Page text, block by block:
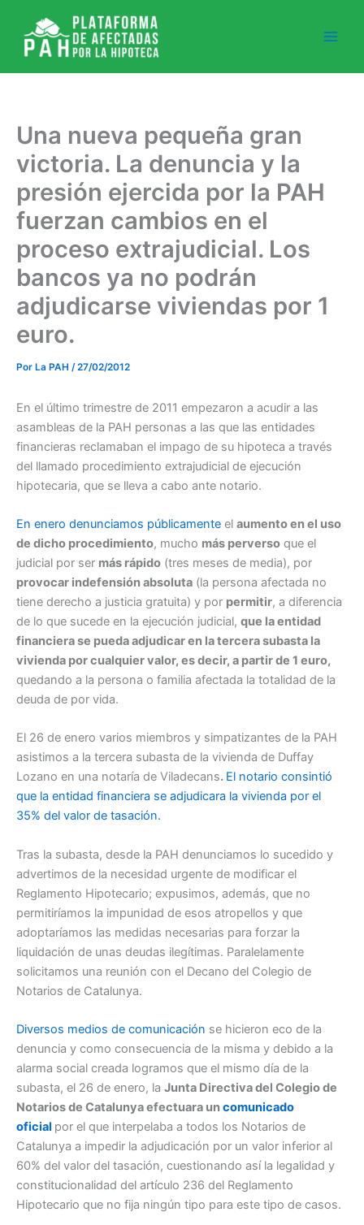
contenido
Una nueva pequeña gran
victoria. La denuncia y la
presión ejercida por la PAH
fuerzan cambios en el
proceso extrajudicial. Los
bancos ya no podrán
adjudicarse viviendas por 1
euro.
Por La PAH /27/02/2012
En el último trimestre de 2011 empezaron a acudir a las
asambleas de la PAH personas a las que las entidades
financieras reclamaban el impago de su hipoteca a través
del llamado procedimiento extrajudicial de ejecución
hipotecaria, que se lleva a cabo ante notario.
En enero denunciamos públicamente el aumento en el uso
de dicho procedimiento, mucho más perverso que el
judicial por ser más rápido (tres meses de media), por
provocar indefensión absoluta (la persona afectada no
tiene derecho a justicia gratuita) y por permitir, a diferencia
de lo que sucede en la ejecución judicial, que la entidad
financiera se pueda adjudicar en la tercera subasta la
vivienda por cualquier valor, es decir, a partir de 1 euro,
quedando a la persona o familia afectada la totalidad de la
deuda de por vida.
El 26 de enero varios miembros y simpatizantes de la PAH
asistimos a la tercera subasta de la vivienda de Duffay
Lozano en una notaría de Viladecans. El notario consintió
que la entidad financiera se adjudicara la vivienda por el
35% del valor de tasación.
Tras la subasta, desde la PAH denunciamos lo sucedido y
advertimos de la necesidad urgente de modificar el
Reglamento Hipotecario; expusimos, además, que no
permitiríamos la impunidad de esos atropellos y que
adoptaríamos las medidas necesarias para forzar la
liquidación de unas deudas ilegítimas. Paralelamente
solicitamos una reunión con el Decano del Colegio de
Notarios de Catalunya.
Diversos medios de comunicación se hicieron eco de la
denuncia y como consecuencia de la misma y debido a la
alarma social creada logramos que el mismo día de la
subasta, el 26 de enero, la Junta Directiva del Colegio de
Notarios de Catalunya efectuara uncomunicado
oficial por el que interpelaba a todos los Notarios de
Catalunya a impedir la adjudicación por un valor inferior al
60% del valor del tasación, cuestionando así la legalidad y
constitucionalidad del artículo 236 del Reglamento
Hipotecario que no fija ningún tipo para este tipo de casos.